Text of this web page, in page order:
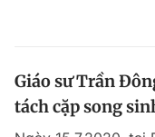
Giáo sư Trần
tách cặp song